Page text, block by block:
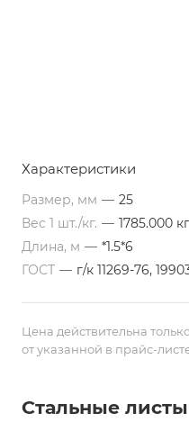
Характеристики
Размер, мм — 25
Вес 1 шт./кг. — 1785.000 кг
Длина, м — *1.5*6
ГОСТ — г/к 11269-76,
Цена действительна
от указанной в прайс-
Стальные